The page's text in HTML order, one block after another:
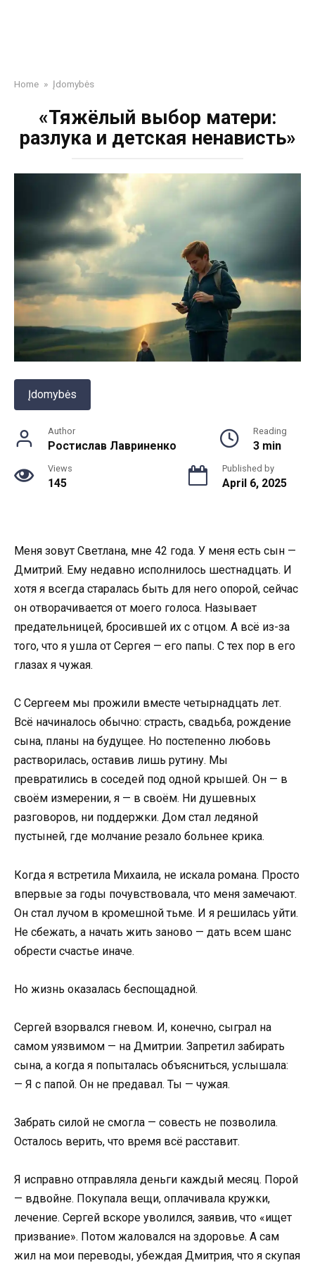
Home » Įdomybės
«Тяжёлый выбор матери:
разлука и детская ненависть»
Įdomybės
Author
Ростислав Лавриненко
Reading
3 min
Views
145
Published by
April 6, 2025
Меня зовут Светлана, мне 42 года. У меня есть сын —
Дмитрий. Ему недавно исполнилось шестнадцать. И
хотя я всегда старалась быть для него опорой, сейчас
он отворачивается от моего голоса. Называет
предательницей, бросившей их с отцом. А всё из-за
того, что я ушла от Сергея — его папы. С тех пор в его
глазах я чужая.
С Сергеем мы прожили вместе четырнадцать лет.
Всё начиналось обычно: страсть, свадьба, рождение
сына, планы на будущее. Но постепенно любовь
растворилась, оставив лишь рутину. Мы
превратились в соседей под одной крышей. Он — в
своём измерении, я — в своём. Ни душевных
разговоров, ни поддержки. Дом стал ледяной
пустыней, где молчание резало больнее крика.
Когда я встретила Михаила, не искала романа. Просто
впервые за годы почувствовала, что меня замечают.
Он стал лучом в кромешной тьме. И я решилась уйти.
Не сбежать, а начать жить заново — дать всем шанс
обрести счастье иначе.
Но жизнь оказалась беспощадной.
Сергей взорвался гневом. И, конечно, сыграл на
самом уязвимом — на Дмитрии. Запретил забирать
сына, а когда я попыталась объясниться, услышала:
— Я с папой. Он не предавал. Ты — чужая.
Забрать силой не смогла — совесть не позволила.
Осталось верить, что время всё расставит.
Я исправно отправляла деньги каждый месяц. Порой
— вдвойне. Покупала вещи, оплачивала кружки,
лечение. Сергей вскоре уволился, заявив, что «ищет
призвание». Потом жаловался на здоровье. А сам
жил на мои переводы, убеждая Дмитрия, что я скупая